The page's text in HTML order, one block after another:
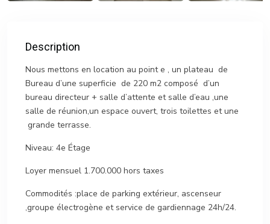
Description
Nous mettons en location au point e , un plateau de
Bureau d’une superficie de 220 m2 composé d’un
bureau directeur + salle d’attente et salle d’eau ,une
salle de réunion,un espace ouvert, trois toilettes et une
grande terrasse.
Niveau: 4e Étage
Loyer mensuel 1.700.000 hors taxes
Commodités :place de parking extérieur, ascenseur
,groupe électrogène et service de gardiennage 24h/24.